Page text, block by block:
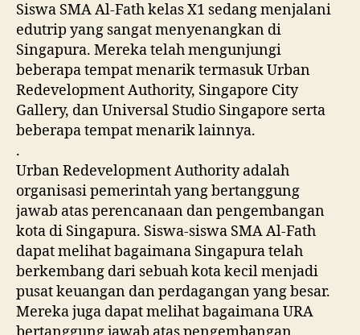
Siswa SMA Al-Fath kelas X1 sedang menjalani
edutrip yang sangat menyenangkan di
Singapura. Mereka telah mengunjungi
beberapa tempat menarik termasuk Urban
Redevelopment Authority, Singapore City
Gallery, dan Universal Studio Singapore serta
beberapa tempat menarik lainnya.
.
Urban Redevelopment Authority adalah
organisasi pemerintah yang bertanggung
jawab atas perencanaan dan pengembangan
kota di Singapura. Siswa-siswa SMA Al-Fath
dapat melihat bagaimana Singapura telah
berkembang dari sebuah kota kecil menjadi
pusat keuangan dan perdagangan yang besar.
Mereka juga dapat melihat bagaimana URA